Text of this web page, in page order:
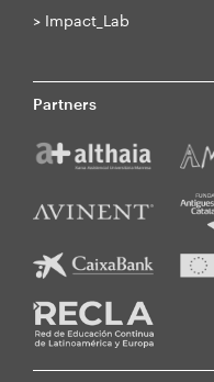
> Impact_Lab
Partners